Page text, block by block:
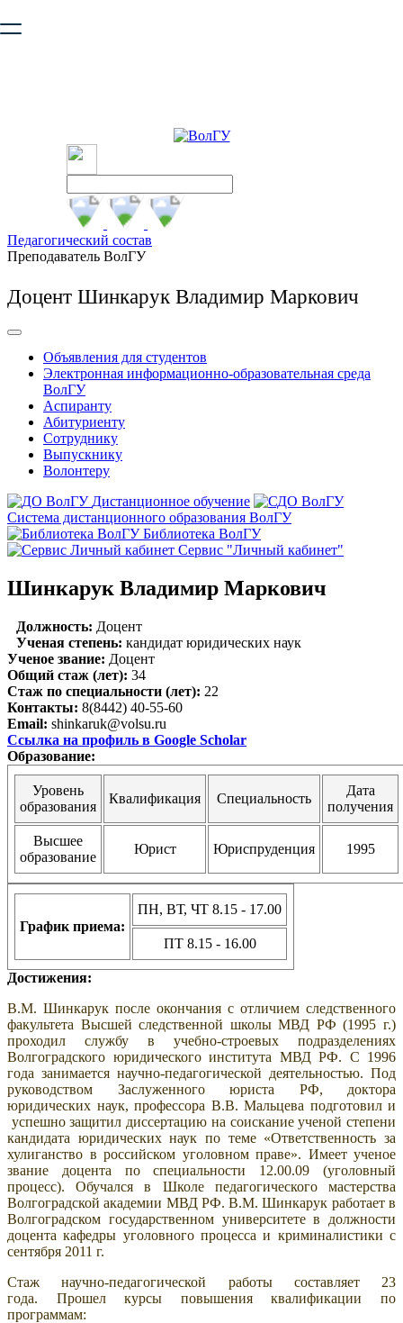
безопасную работу с сайтом. Пожалуйста
Педагогический состав
Преподаватель ВолГУ
Доцент Шинкарук Владимир Маркович
Объявления для студентов
Электронная информационно-образовательная среда
ВолГУ
Аспиранту
Абитуриенту
Сотруднику
Выпускнику
Волонтеру
Дистанционное обучение
Система дистанционного образования ВолГУ
Библиотека ВолГУ
Сервис "Личный кабинет"
Шинкарук Владимир Маркович
Должность: Доцент
Ученая степень: кандидат юридических наук
Ученое звание: Доцент
Общий стаж (лет): 34
Стаж по специальности (лет): 22
Контакты: 8(8442) 40-55-60
Email: shinkaruk@volsu.ru
Ссылка на профиль в Google Scholar
Образование:
Уровень
образования
Квалификация Специальность
Дата
получения
Высшее
образование
Юрист Юриспруденция 1995
График приема:
ПН, ВТ, ЧТ 8.15 - 17.00
ПТ 8.15 - 16.00
Достижения:
В.М. Шинкарук после окончания с отличием следственного
факультета Высшей следственной школы МВД РФ (1995 г.)
проходил службу в учебно-строевых подразделениях
Волгоградского юридического института МВД РФ. С 1996
года занимается научно-педагогической деятельностью. Под
руководством Заслуженного юриста РФ, доктора
юридических наук, профессора В.В. Мальцева подготовил и
успешно защитил диссертацию на соискание ученой степени
кандидата юридических наук по теме «Ответственность за
хулиганство в российском уголовном праве». Имеет ученое
звание доцента по специальности 12.00.09 (уголовный
процесс).
Обучался в Школе педагогического мастерства
Волгоградской академии МВД РФ. В.М.Шинкарук работает в
Волгоградском государственном университете в должности
доцента кафедры уголовного процесса и криминалистики с
сентября 2011 г.
Стаж научно-педагогической работы составляет 23
года.
Прошел курсы повышения квалификации по
программам: